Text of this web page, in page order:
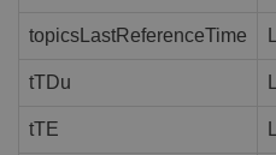
topicsLastReferenceTime
tTDu
tTE